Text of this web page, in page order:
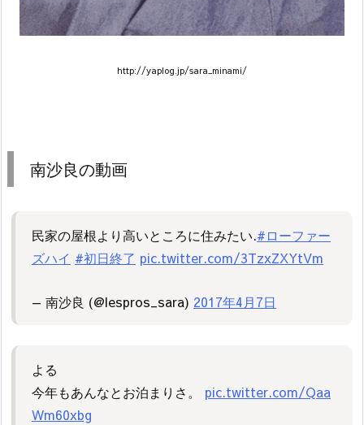
http://yaplog.jp/sara_minami/
南沙良の動画
民家の屋根より高いところに住みたい.#ローファー
ズハイ #初日終了 pic.twitter.com/3TzxZXYtVm
— 南沙良 (@lespros_sara) 2017年4月7日
よる
今年もあんなとお泊まりさ。 pic.twitter.com/Qaa
Wm60xbg